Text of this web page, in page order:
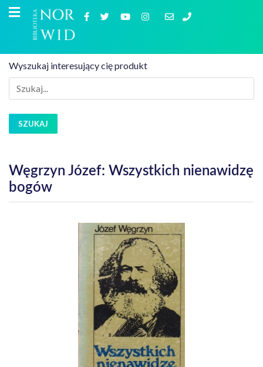
Wyszukaj interesujący cię produkt
SZUKAJ
Węgrzyn Józef: Wszystkich nienawidzę
bogów